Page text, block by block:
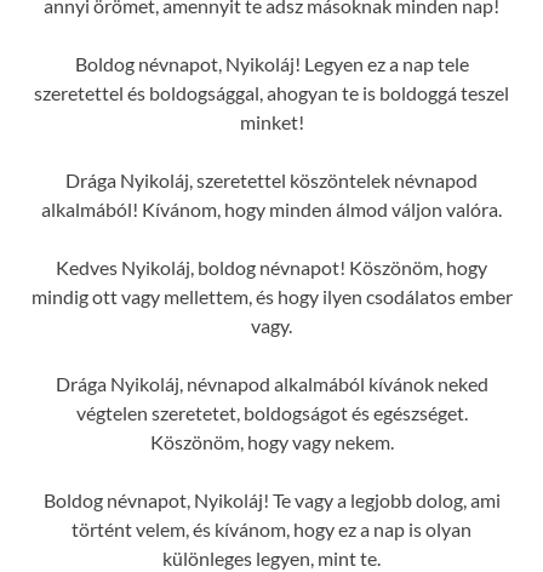
annyi örömet, amennyit te adsz másoknak minden nap!
Boldog névnapot, Nyikoláj! Legyen ez a nap tele
szeretettel és boldogsággal, ahogyan te is boldoggá teszel
minket!
Drága Nyikoláj, szeretettel köszöntelek névnapod
alkalmából! Kívánom, hogy minden álmod váljon valóra.
Kedves Nyikoláj, boldog névnapot! Köszönöm, hogy
mindig ott vagy mellettem, és hogy ilyen csodálatos ember
vagy.
Drága Nyikoláj, névnapod alkalmából kívánok neked
végtelen szeretetet, boldogságot és egészséget.
Köszönöm, hogy vagy nekem.
Boldog névnapot, Nyikoláj! Te vagy a legjobb dolog, ami
történt velem, és kívánom, hogy ez a nap is olyan
különleges legyen, mint te.